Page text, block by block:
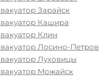
Зарайск
Кашира
Клин
Лосино-
Луховицы
Можайск
с
«МОБИ» дешево,